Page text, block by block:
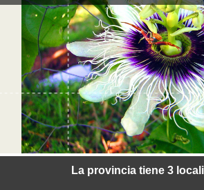
La provincia tiene 3